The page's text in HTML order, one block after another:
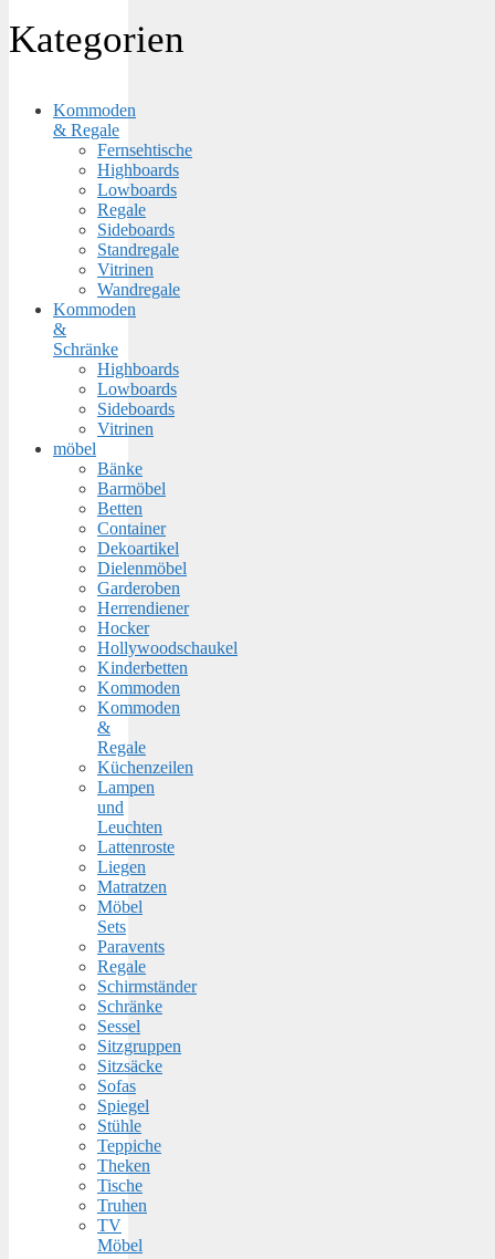
Kategorien
Kommoden
& Regale
Fernsehtische
Highboards
Lowboards
Regale
Sideboards
Standregale
Vitrinen
Wandregale
Kommoden
&
Schränke
Highboards
Lowboards
Sideboards
Vitrinen
möbel
Bänke
Barmöbel
Betten
Container
Dekoartikel
Dielenmöbel
Garderoben
Herrendiener
Hocker
Hollywoodschaukel
Kinderbetten
Kommoden
Kommoden
&
Regale
Küchenzeilen
Lampen
und
Leuchten
Lattenroste
Liegen
Matratzen
Möbel
Sets
Paravents
Regale
Schirmständer
Schränke
Sessel
Sitzgruppen
Sitzsäcke
Sofas
Spiegel
Stühle
Teppiche
Theken
Tische
Truhen
TV
Möbel